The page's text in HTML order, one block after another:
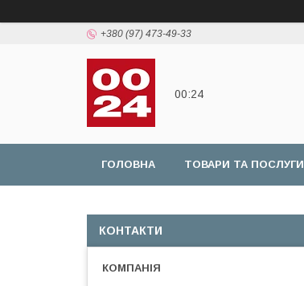
+380 (97) 473-49-33
00:24
ГОЛОВНА ТОВАРИ ТА ПОСЛУГИ
КОНТАКТИ